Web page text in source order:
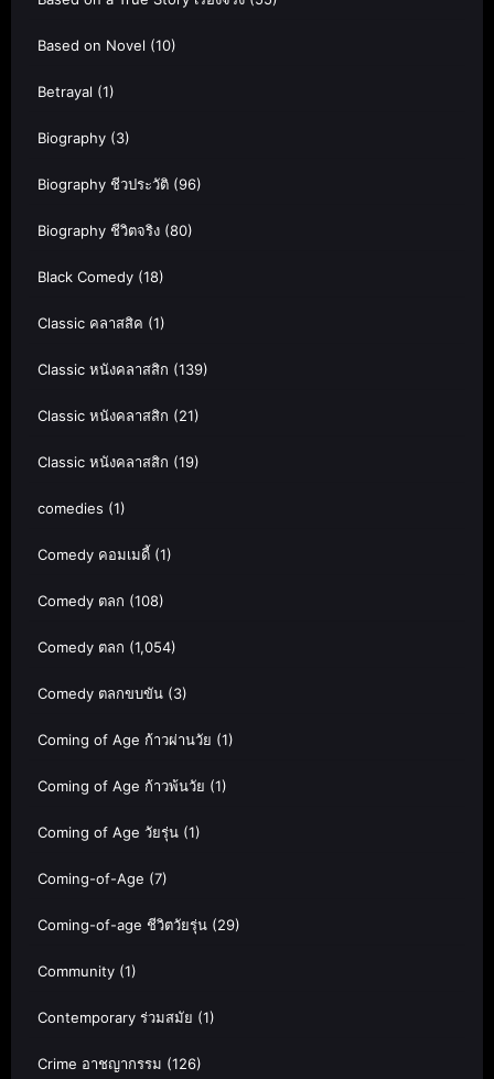
Based on Novel (10)
Betrayal (1)
Biography (3)
Biography ชีวประวัติ (96)
Biography ชีวิตจริง (80)
Black Comedy (18)
Classic คลาสสิค (1)
Classic หนังคลาสสิก (139)
Classic หนังคลาสสิก (21)
Classic หนังคลาสสิก (19)
comedies (1)
Comedy คอมเมดี้ (1)
Comedy ตลก (108)
Comedy ตลก (1,054)
Comedy ตลกขบขัน (3)
Coming of Age ก้าวผ่านวัย (1)
Coming of Age ก้าวพ้นวัย (1)
Coming of Age วัยรุ่น (1)
Coming-of-Age (7)
Coming-of-age ชีวิตวัยรุ่น (29)
Community (1)
Contemporary ร่วมสมัย (1)
Crime อาชญากรรม (126)